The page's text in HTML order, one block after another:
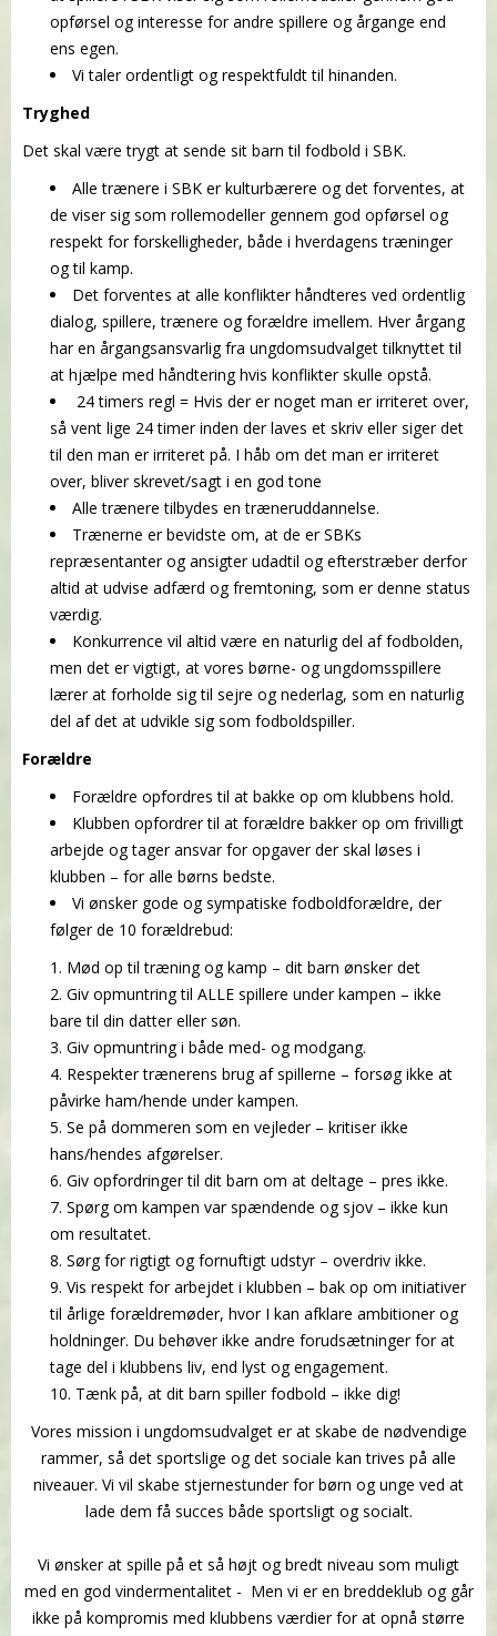
opførsel og interesse for andre spillere og årgange end
ens egen.
Vi taler ordentligt og respektfuldt til hinanden.
Tryghed
Det skal være trygt at sende sit barn til fodbold i SBK.
Alle trænere i SBK er kulturbærere og det forventes, at
de viser sig som rollemodeller gennem god opførsel og
respekt for forskelligheder, både i hverdagens træninger
og til kamp.
Det forventes at alle konflikter håndteres ved ordentlig
dialog, spillere, trænere og forældre imellem. Hver årgang
har en årgangsansvarlig fra ungdomsudvalget tilknyttet til
at hjælpe med håndtering hvis konflikter skulle opstå.
24 timers regl = Hvis der er noget man er irriteret over,
så vent lige 24 timer inden der laves et skriv eller siger det
til den man er irriteret på. I håb om det man er irriteret
over, bliver skrevet/sagt i en god tone
Alle trænere tilbydes en træneruddannelse.
Trænerne er bevidste om, at de er SBKs
repræsentanter og ansigter udadtil og efterstræber derfor
altid at udvise adfærd og fremtoning, som er denne status
værdig.
Konkurrence vil altid være en naturlig del af fodbolden,
men det er vigtigt, at vores børne- og ungdomsspillere
lærer at forholde sig til sejre og nederlag, som en naturlig
del af det at udvikle sig som fodboldspiller.
Forældre
Forældre opfordres til at bakke op om klubbens hold.
Klubben opfordrer til at forældre bakker op om frivilligt
arbejde og tager ansvar for opgaver der skal løses i
klubben – for alle børns bedste.
Vi ønsker gode og sympatiske fodboldforældre, der
følger de 10 forældrebud:
Mød op til træning og kamp – dit barn ønsker det
Giv opmuntring til ALLE spillere under kampen – ikke
bare til din datter eller søn.
Giv opmuntring i både med- og modgang.
Respekter trænerens brug af spillerne – forsøg ikke at
påvirke ham/hende under kampen.
Se på dommeren som en vejleder – kritiser ikke
hans/hendes afgørelser.
Giv opfordringer til dit barn om at deltage – pres ikke.
Spørg om kampen var spændende og sjov – ikke kun
om resultatet.
Sørg for rigtigt og fornuftigt udstyr – overdriv ikke.
Vis respekt for arbejdet i klubben – bak op om initiativer
til årlige forældremøder, hvor I kan afklare ambitioner og
holdninger. Du behøver ikke andre forudsætninger for at
tage del i klubbens liv, end lyst og engagement.
Tænk på, at dit barn spiller fodbold – ikke dig!
Vores mission i ungdomsudvalget er at skabe de nødvendige
rammer, så det sportslige og det sociale kantrives på alle
niveauer. Vi vil skabe stjernestunder for børn og unge ved at
lade dem få succes både sportsligt og socialt.
Vi ønsker at spille på et så højt og bredt niveau som muligt
med en god vindermentalitet - Men vi er en breddeklub og går
ikke på kompromis med klubbens værdier for at opnå større